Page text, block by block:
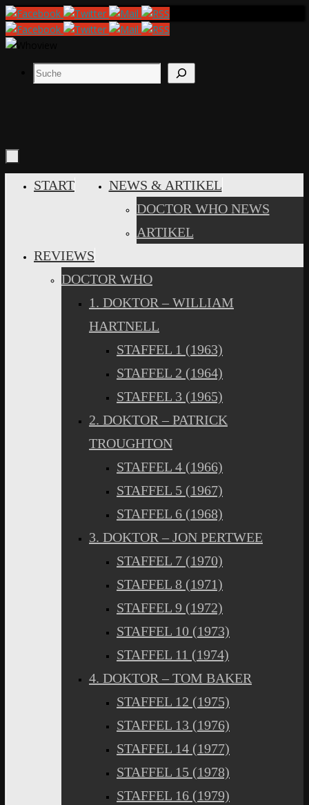
Zum
Inhalt
springen
Suchen
INHALT
START
NEWS & ARTIKEL
DOCTOR WHO NEWS
ARTIKEL
REVIEWS
DOCTOR WHO
1. DOKTOR – WILLIAM
HARTNELL
STAFFEL 1 (1963)
STAFFEL 2 (1964)
STAFFEL 3 (1965)
2. DOKTOR – PATRICK
TROUGHTON
STAFFEL 4 (1966)
STAFFEL 5 (1967)
STAFFEL 6 (1968)
3. DOKTOR – JON PERTWEE
STAFFEL 7 (1970)
STAFFEL 8 (1971)
STAFFEL 9 (1972)
STAFFEL 10 (1973)
STAFFEL 11 (1974)
4. DOKTOR – TOM BAKER
STAFFEL 12 (1975)
STAFFEL 13 (1976)
STAFFEL 14 (1977)
STAFFEL 15 (1978)
STAFFEL 16 (1979)